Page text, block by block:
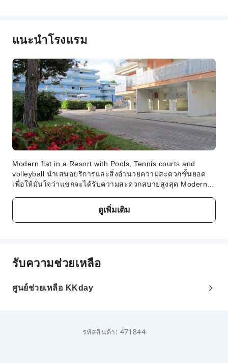
แนะนำโรงแรม
Modern flat in a Resort with Pools, Tennis courts and
volleyball นำเสนอบริการและสิ่งอำนวยความสะดวกชั้นยอด
เพื่อให้มั่นใจว่าแขกจะได้รับความสะดวกสบายสูงสุด Modern
บริการขนส่งที่ช่วยลดความยุ่งยากในการเดินทางท่องเที่ยวและ
ทำกิจกรรมต่างๆ ในบิบิโอเน ที่พักมีที่จอดรถให้บริการสำหรับผู้
เข้าพักที่เดินทางมาด้วยรถยนต์ที่พักนี้ปลอดบุหรี่โดยสิ้นเชิงที่
ครบครันเพื่อให้มั่นใจถึงการเข้าพักที่สะดวกสบายModern flat
in a Resort with Pools, Tennis courts and volleyball มีหลาย
ที่พักมีน้ำให้บริการในห้องพัก และห้องพักบางห้องมีสิ่งอำนวย
ดูเพิ่มเติม
รับความช่วยเหลือ
ศูนย์ช่วยเหลือ KKday
รหัสสินค้า: 471844